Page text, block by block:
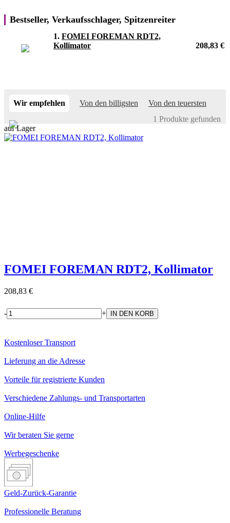
Bestseller, Verkaufsschlager, Spitzenreiter
1. FOMEI FOREMAN RDT2,
Kollimator
208,83 €
Wir empfehlen Von den billigsten
Von den teuersten
1 Produkte gefunden
auf Lager
FOMEI FOREMAN RDT2, Kollimator
208,83 €
- +
Kostenloser Transport
Lieferung an die Adresse
Vorteile für registrierte Kunden
Verschiedene Zahlungs- und Transportarten
Online-Hilfe
Wir beraten Sie gerne
Werbegeschenke
Geld-Zurück-Garantie
Professionelle Beratung